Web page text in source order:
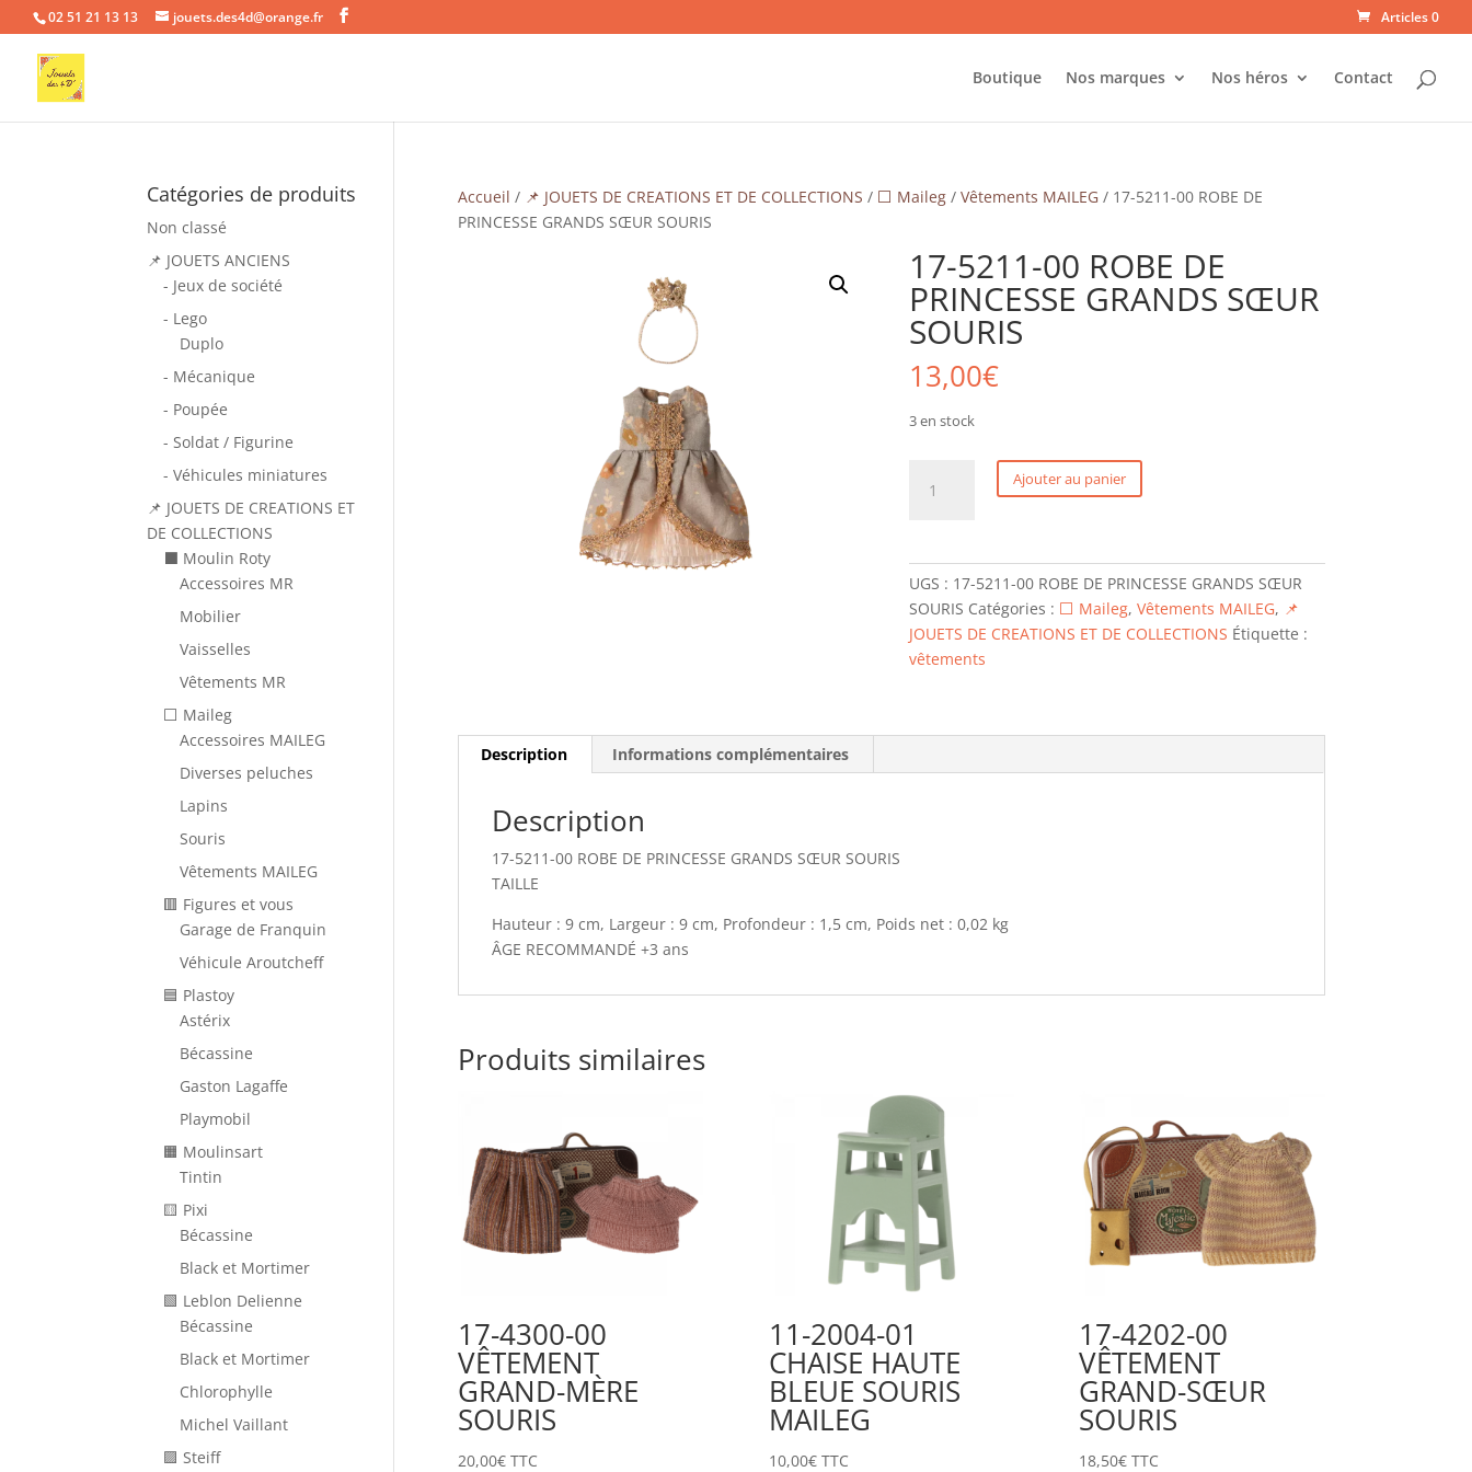
02 51 21 13 13 jouets.des4d@orange.fr Articles 0
Boutique Nos marques Nos héros Contact
Accueil / 📌 JOUETS DE CREATIONS ET DE COLLECTIONS / ⬜ Maileg/ Vêtements MAILEG/ 17-5211-00 ROBE DE
PRINCESSE GRANDS SŒUR SOURIS
17-5211-00 ROBE DE
PRINCESSE GRANDS SŒUR
SOURIS
13,00€
3 en stock
PRINCESSE
Ajouter au panier
UGS : 17-5211-00 ROBE DE PRINCESSE GRANDS SŒUR
SOURIS Catégories : ⬜ Maileg, Vêtements MAILEG, 📌
JOUETS DE CREATIONS ET DE COLLECTIONS Étiquette :
vêtements
Description Informations complémentaires
Description
17-5211-00 ROBE DE PRINCESSE GRANDS SŒUR SOURIS
TAILLE
Hauteur : 9 cm, Largeur : 9 cm, Profondeur : 1,5 cm, Poids net : 0,02 kg
ÂGE RECOMMANDÉ +3 ans
Produits similaires
17-4300-00
VÊTEMENT
GRAND-MÈRE
SOURIS
20,00€ TTC
11-2004-01
CHAISE HAUTE
BLEUE SOURIS
MAILEG
10,00€ TTC
17-4202-00
VÊTEMENT
GRAND-SŒUR
SOURIS
18,50€ TTC
Catégories de produits
Non classé
📌 JOUETS ANCIENS
- Jeux de société
- Lego
Duplo
- Mécanique
- Poupée
- Soldat / Figurine
- Véhicules miniatures
📌 JOUETS DE CREATIONS ET
DE COLLECTIONS
⬛ Moulin Roty
Accessoires MR
Mobilier
Vaisselles
Vêtements MR
⬜ Maileg
Accessoires MAILEG
Diverses peluches
Lapins
Souris
Vêtements MAILEG
🟥 Figures et vous
Garage de Franquin
Véhicule Aroutcheff
🟦 Plastoy
Astérix
Bécassine
Gaston Lagaffe
Playmobil
🟧 Moulinsart
Tintin
🟨 Pixi
Bécassine
Black et Mortimer
🟩 Leblon Delienne
Bécassine
Black et Mortimer
Chlorophylle
Michel Vaillant
🟪 Steiff